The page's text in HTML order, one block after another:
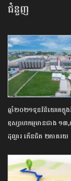
ជំនួញ
ឆ្នាំ២០២១ទុនវិនិយោគក្
ឧស្សាហកម្មមានជាង ១
ដុល្លារ កើនជិត ២ភាគរយ